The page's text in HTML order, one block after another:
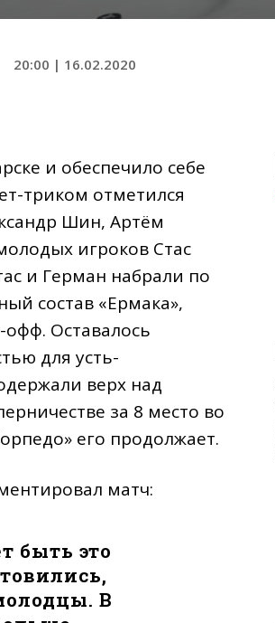
20:00 | 16.02.2020
и обеспечило себе
триком отметился
Шин, Артём
игроков Стас
и Герман набрали по
состав «Ермака»,
офф. Оставалось
для усть-
верх над
за 8 место во
его продолжает.
матч:
быть это
В